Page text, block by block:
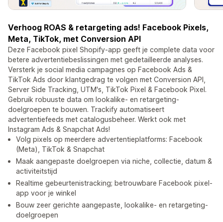
Verhoog ROAS & retargeting ads! Facebook Pixels,
Meta, TikTok, met Conversion API
Deze Facebook pixel Shopify-app geeft je complete data voor
betere advertentiebeslissingen met gedetailleerde analyses.
Versterk je social media campagnes op Facebook Ads &
TikTok Ads door klantgedrag te volgen met Conversion API,
Server Side Tracking, UTM's, TikTok Pixel & Facebook Pixel.
Gebruik robuuste data om lookalike- en retargeting-
doelgroepen te bouwen. Trackify automatiseert
advertentiefeeds met catalogusbeheer. Werkt ook met
Instagram Ads & Snapchat Ads!
Volg pixels op meerdere advertentieplatforms: Facebook
(Meta), TikTok & Snapchat
Maak aangepaste doelgroepen via niche, collectie, datum &
activiteitstijd
Realtime gebeurtenistracking; betrouwbare Facebook pixel-
app voor je winkel
Bouw zeer gerichte aangepaste, lookalike- en retargeting-
doelgroepen